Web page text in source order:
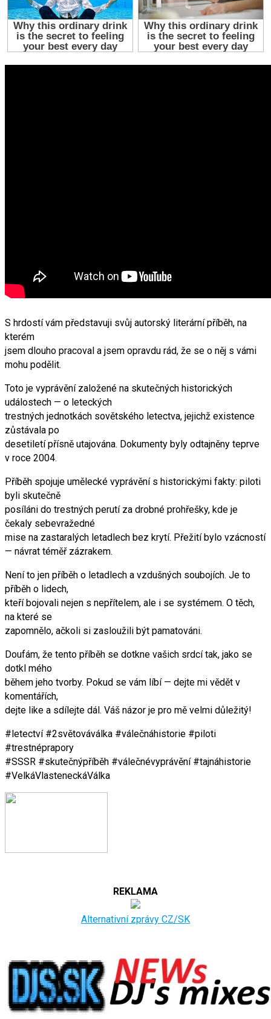
S hrdostí vám představuji svůj autorský literární příběh, na
kterém
jsem dlouho pracoval a jsem opravdu rád, že se o něj s vámi
mohu podělit.
Toto je vyprávění založené na skutečných historických
událostech — o leteckých
trestných jednotkách sovětského letectva, jejichž existence
zůstávala po
desetiletí přísně utajována. Dokumenty byly odtajněny teprve
v roce 2004.
Příběh spojuje umělecké vyprávění s historickými fakty: piloti
byli skutečně
posíláni do trestných perutí za drobné prohřešky, kde je
čekaly sebevražedné
mise na zastaralých letadlech bez krytí. Přežití bylo vzácností
— návrat téměř zázrakem.
Není to jen příběh o letadlech a vzdušných soubojích. Je to
příběh o lidech,
kteří bojovali nejen s nepřítelem, ale i se systémem. O těch,
na které se
zapomnělo, ačkoli si zasloužili být pamatováni.
Doufám, že tento příběh se dotkne vašich srdcí tak, jako se
dotkl mého
během jeho tvorby. Pokud se vám líbí — dejte mi vědět v
komentářích,
dejte like a sdílejte dál. Váš názor je pro mě velmi důležitý!
#letectví #2světováválka #válečnáhistorie #piloti
#trestnéprapory
#SSSR #skutečnýpříběh #válečnévyprávění #tajnáhistorie
#VelkáVlasteneckáVálka
REKLAMA
Alternativní zprávy CZ/SK